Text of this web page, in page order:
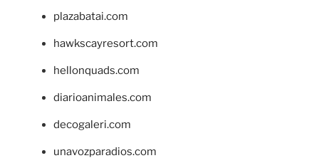
plazabatai.com
hawkscayresort.com
hellonquads.com
diarioanimales.com
decogaleri.com
unavozparadios.com